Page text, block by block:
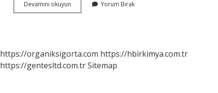
Devamını okuyun
Gelir
Yorum Bırak
https://organiksigorta.com https://hbirkimya.com.tr
https://gentesltd.com.trSitemap